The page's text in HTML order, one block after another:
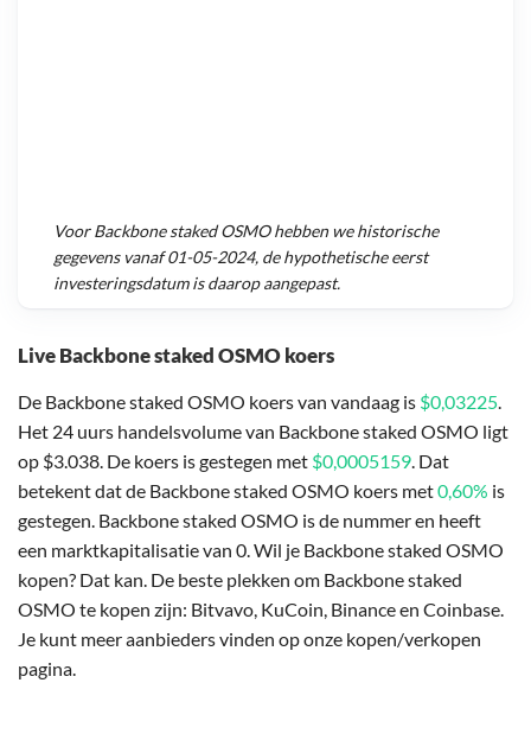
Live Backbone staked OSMO koers
De Backbone staked OSMO koers van vandaag is $0,03225.
Het 24 uurs handelsvolume van Backbone staked OSMO ligt
op $3.038. De koers is gestegen met $0,0005159. Dat
betekent dat de Backbone staked OSMO koers met0,60% is
gestegen. Backbone staked OSMO is de nummer en heeft
een marktkapitalisatie van 0. Wil je Backbone staked OSMO
kopen? Dat kan. De beste plekken om Backbone staked
OSMO te kopen zijn: Bitvavo, KuCoin, Binance en Coinbase.
Je kunt meer aanbieders vinden op onze kopen/verkopen
pagina.
VoorBackbone staked OSMOhebben we historische
gegevens vanaf01-05-2024, de hypothetische eerst
investeringsdatum is daarop aangepast.